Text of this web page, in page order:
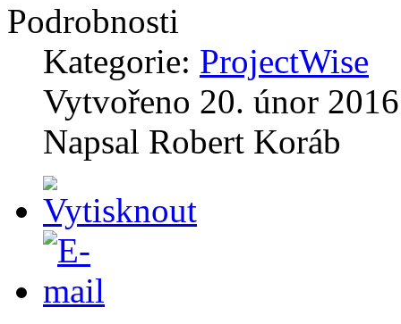
Podrobnosti
Kategorie: ProjectWise
Vytvořeno 20. únor 2016
Napsal Robert Koráb